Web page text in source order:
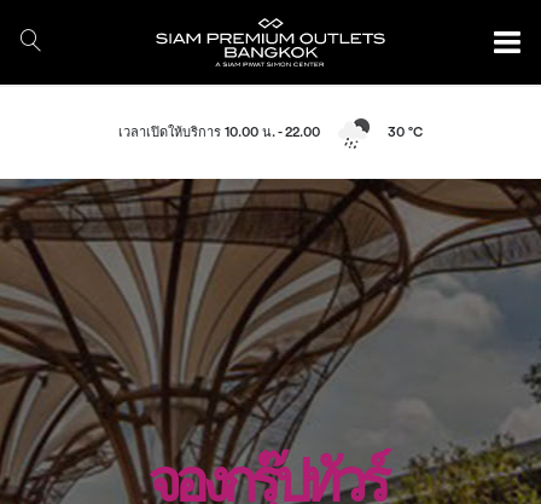
เวลาเปิดให้บริการ 10.00 น. - 22.00 30 °C
จองกรุ๊ปทัวร์